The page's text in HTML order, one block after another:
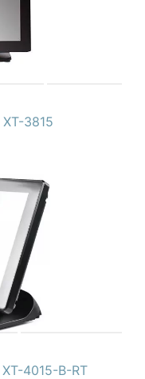
3815
4015-B-RT